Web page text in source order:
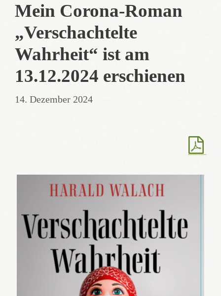
Mein Corona-Roman
„Verschachtelte
Wahrheit“ ist am
13.12.2024 erschienen
14. Dezember 2024